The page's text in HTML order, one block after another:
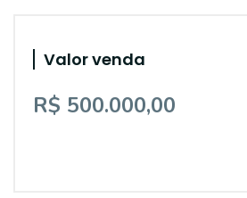
Valor venda
R$ 500.000,00